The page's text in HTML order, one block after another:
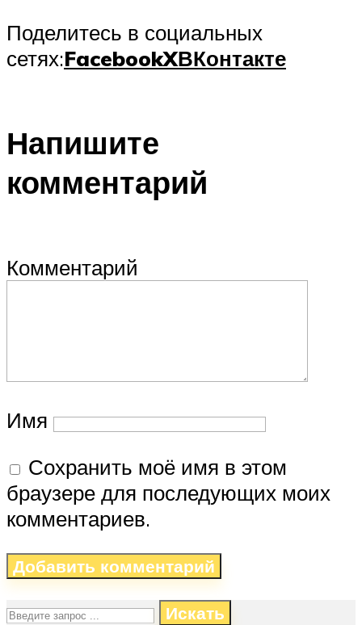
Поделитесь в социальных
сетях:FacebookXВКонтакте
Напишите
комментарий
Комментарий
Имя
Сохранить моё имя в этом
браузере для последующих моих
комментариев.
Искать